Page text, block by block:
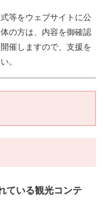
等をウェブサイトに公
の方は、内容を御確認
催しますので、支援を
。
ている観光コンテ